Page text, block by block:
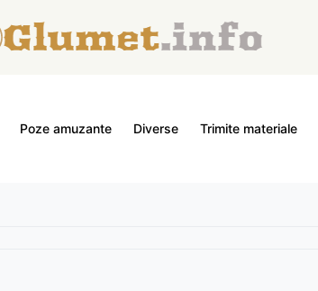
Poze amuzante Diverse Trimite materiale